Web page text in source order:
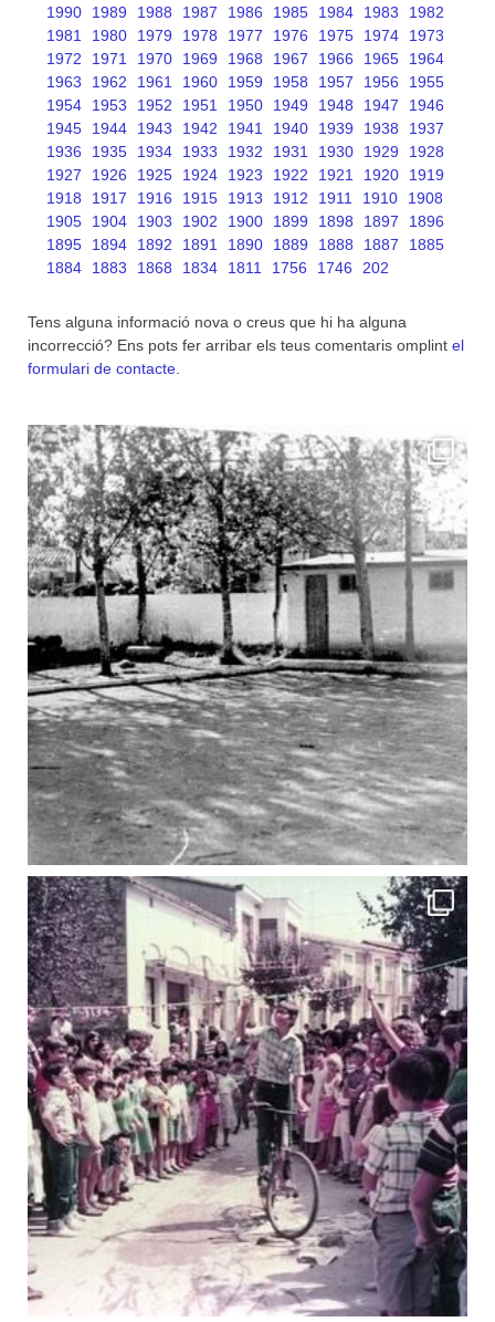
1990
1989 1988 1987 1986 1985 1984 1983
1982
1981
1980 1979 1978 1977 1976 1975 1974
1973
1972
1971 1970 1969 1968 1967 1966 1965
1964
1963
1962 1961 1960 1959 1958 1957 1956
1955
1954
1953 1952 1951 1950 1949 1948 1947
1946
1945
1944 1943 1942 1941 1940 1939 1938
1937
1936
1935 1934 1933 1932 1931 1930 1929
1928
1927
1926 1925 1924 1923 1922 1921 1920
1919
1918
1917 1916 1915 1913 1912 1911 1910
1908
1905
1904 1903 1902 1900 1899 1898 1897
1896
1895
1894 1892 1891 1890 1889 1888 1887
1885
1884
1883 1868 1834 1811 1756 1746 202
Tens alguna informació nova o creus que hi ha alguna
incorrecció? Ens pots fer arribar els teus comentaris omplint el
formulari de contacte.